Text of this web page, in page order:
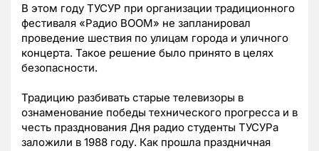
В этом году ТУСУР при организации традиционного
фестиваля «Радио BOOM» не запланировал
проведение шествия по улицам города и уличного
концерта. Такое решение было принято в целях
безопасности.
Традицию разбивать старые телевизоры в
ознаменование победы технического прогресса и в
честь празднования Дня радио студенты ТУСУРа
заложили в 1988 году. Как прошла праздничная